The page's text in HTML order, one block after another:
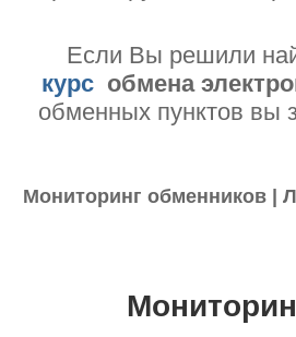
Если Вы решили
курс обмена
обменных пунктов вы
Мониторинг обменников |